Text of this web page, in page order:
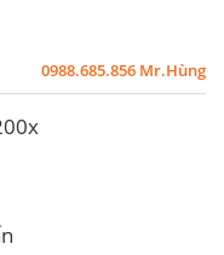
0988.685.856 Mr.Hùng